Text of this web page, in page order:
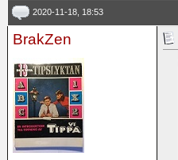
2020-11-18, 18:53
BrakZen